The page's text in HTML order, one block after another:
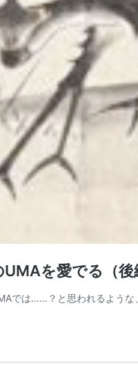
を愛でる（後
では……？と思われるような